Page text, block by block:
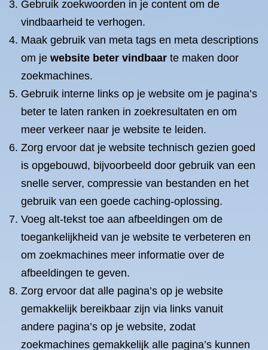
Gebruik zoekwoorden in je content om de
vindbaarheid te verhogen.
Maak gebruik van meta tags en meta descriptions
om je website beter vindbaar te maken door
zoekmachines.
Gebruik interne links op je website om je pagina’s
beter te laten ranken in zoekresultaten en om
meer verkeer naar je website te leiden.
Zorg ervoor dat je website technisch gezien goed
is opgebouwd, bijvoorbeeld door gebruik van een
snelle server, compressie van bestanden en het
gebruik van een goede caching-oplossing.
Voeg alt-tekst toe aan afbeeldingen om de
toegankelijkheid van je website te verbeteren en
om zoekmachines meer informatie over de
afbeeldingen te geven.
Zorg ervoor dat alle pagina’s op je website
gemakkelijk bereikbaar zijn via links vanuit
andere pagina’s op je website, zodat
zoekmachines gemakkelijk alle pagina’s kunnen